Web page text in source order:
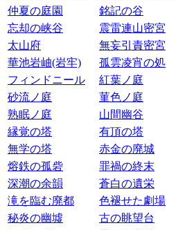
仲夏の庭園
銘記の谷
忘却の峡谷
震雷連山密宮
太山府
無妄引責密宮
華池岩岫(岩牢)
孤雲凌宵の処
フィンドニール
紅葉ノ庭
砂流ノ庭
菫色ノ庭
熟眠ノ庭
山間幽谷
縁覚の塔
有頂の塔
無学の塔
赤金の廃城
熔鉄の孤砦
罪禍の終末
深潮の余韻
蒼白の遺栄
滝を臨む廃都
色褪せた劇場
秘炎の幽墟
古の眺望台